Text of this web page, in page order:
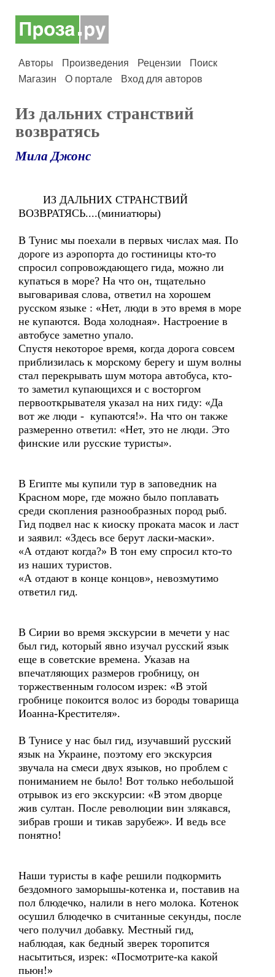
Авторы Произведения Рецензии
Поиск
Магазин
О портале Вход для авторов
Из дальних странствий
возвратясь
Мила Джонс
ИЗ ДАЛЬНИХ СТРАНСТВИЙ
ВОЗВРАТЯСЬ....(миниатюры)
В Тунис мы поехали в первых числах мая. По
дороге из аэропорта до гостиницы кто-то
спросил сопровождающего гида, можно ли
купаться в море? На что он, тщательно
выговаривая слова, ответил на хорошем
русском языке : «Нет, люди в это время в море
не купаются. Вода холодная». Настроение в
автобусе заметно упало.
Спустя некоторое время, когда дорога совсем
приблизилась к морскому берегу и шум волны
стал перекрывать шум мотора автобуса, кто-
то заметил купающихся и с восторгом
первооткрывателя указал на них гиду: «Да
вот же люди - купаются!». На что он также
размеренно ответил: «Нет, это не люди. Это
финские или русские туристы».
В Египте мы купили тур в заповедник на
Красном море, где можно было поплавать
среди скопления разнообразных пород рыб.
Гид подвел нас к киоску проката масок и ласт
и заявил: «Здесь все берут ласки-маски».
«А отдают когда?» В тон ему спросил кто-то
из наших туристов.
«А отдают в конце концов», невозмутимо
ответил гид.
В Сирии во время экскурсии в мечети у нас
был гид, который явно изучал русский язык
еще в советские времена. Указав на
впечатляющих размеров гробницу, он
торжественным голосом изрек: «В этой
гробнице покоится волос из бороды товарища
Иоанна-Крестителя».
В Тунисе у нас был гид, изучавший русский
язык на Украине, поэтому его экскурсия
звучала на смеси двух языков, но проблем с
пониманием не было! Вот только небольшой
отрывок из его экскурсии: «В этом дворце
жив султан. После революции вин злякався,
зибрав гроши и тикав зарубеж». И ведь все
понятно!
Наши туристы в кафе решили подкормить
бездомного заморышы-котенка и, поставив на
пол блюдечко, налили в него молока. Котенок
осушил блюдечко в считанные секунды, после
чего получил добавку. Местный гид,
наблюдая, как бедный зверек торопится
насытиться, изрек: «Посмотрите-ка какой
пьюн!»